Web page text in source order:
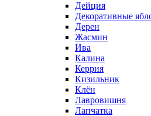
Дейция
Декоративные
Дерен
Жасмин
Ива
Калина
Керрия
Кизильник
Клён
Лавровишня
Лапчатка